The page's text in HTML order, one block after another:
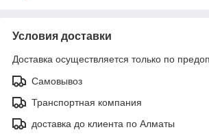
Условия доставки
Доставка осуществляется только по
Самовывоз
Транспортная компания
доставка до клиента по Алматы